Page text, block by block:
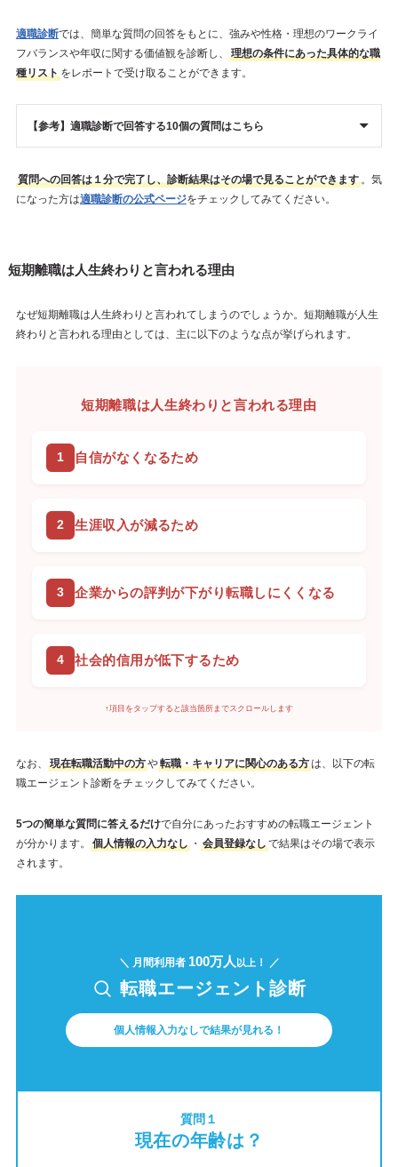
適職診断では、簡単な質問の回答をもとに、強みや性格・理想のワークライ
フバランスや年収に関する価値観を診断し、
理想の条件にあった具体的な職
種リスト をレポートで受け取ることができます。
【参考】適職診断で回答する10個の質問はこちら
質問への回答は１分で完了し、診断結果はその場で見ることができます 。気
になった方は適職診断の公式ページをチェックしてみてください。
短期離職は人生終わりと言われる理由
なぜ短期離職は人生終わりと言われてしまうのでしょうか。短期離職が人生
終わりと言われる理由としては、主に以下のような点が挙げられます。
短期離職は人生終わりと言われる理由
自信がなくなるため
生涯収入が減るため
企業からの評判が下がり転職しにくくなる
社会的信用が低下するため
↑項目をタップすると該当箇所までスクロールします
なお、 現在転職活動中の方や転職・キャリアに関心のある方は、以下の転
職エージェント診断をチェックしてみてください。
5つの簡単な質問に答えるだけで自分にあったおすすめの転職エージェント
が分かります。
個人情報の入力なし・ 会員登録なしで結果はその場で表示
されます。
＼ 月間利用者 100万人 以上 ！ ／
転職エージェント診断
個人情報入力なしで結果が見れる！
質問１
現在の年齢は？